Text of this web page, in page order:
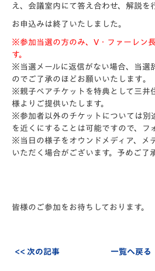
え、会議室内にて答え合わせ、解説を
お申込みは終了いたしました。
※参加当選の方のみ、V・ファーレン
す。
※当選メールに返信がない場合、当選
のでご了承のほどお願いいたします。
※親子ペアチケットを特典として三井
様よりご提供いたします。
※参加者以外のチケットについては別
を近くにすることは可能ですので、フ
※当日の様子をオウンドメディア、メ
いただく場合がございます。予めご了
皆様のご参加をお待ちしております。
<< 次の記事 一覧へ戻る